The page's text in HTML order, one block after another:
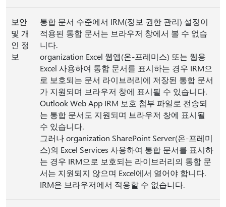
보안
및 개
인 정
보
통합 문서 수준에서 IRM(정보 권한 관리) 설정이
적용된 통합 문서는 브라우저 창에서 볼 수 없습
니다.
organization Excel 웹앱(온-프레미스) 또는 웹용
Excel 사용하여 통합 문서를 표시하는 경우 IRM으
로 보호되는 문서 라이브러리에 저장된 통합 문서
가 지원되며 브라우저 창에 표시될 수 있습니다.
Outlook Web App IRM 보호 첨부 파일로 전송되
는 통합 문서도 지원되며 브라우저 창에 표시될
수 있습니다.
그러나 organization SharePoint Server(온-프레미
스)의 Excel Services 사용하여 통합 문서를 표시하
는 경우 IRM으로 보호되는 라이브러리의 통합 문
서는 지원되지 않으며 Excel에서 열어야 합니다.
IRM은 브라우저에서 적용할 수 없습니다.